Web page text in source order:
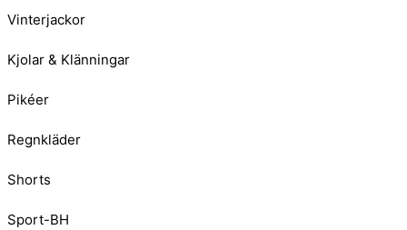
Vinterjackor
Kjolar & Klänningar
Pikéer
Regnkläder
Shorts
Sport-BH